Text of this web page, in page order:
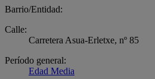
Barrio/Entidad:
Calle:
Carretera Asua-Erletxe, nº 85
Período general:
Edad Media